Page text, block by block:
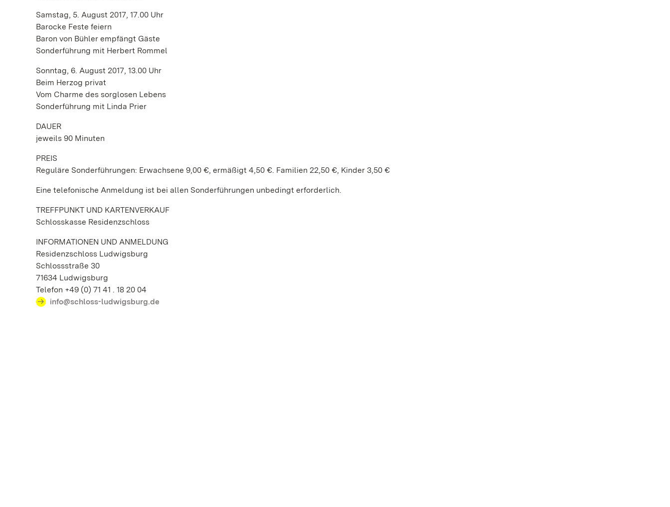
Samstag, 5. August 2017, 17.00 Uhr
Barocke Feste feiern
Baron von Bühler empfängt Gäste
Sonderführung mit Herbert Rommel
Sonntag, 6. August 2017, 13.00 Uhr
Beim Herzog privat
Vom Charme des sorglosen Lebens
Sonderführung mit Linda Prier
DAUER
jeweils 90 Minuten
PREIS
Reguläre Sonderführungen: Erwachsene 9,00 €, ermäßigt 4,50 €. Familien 22,50 €, Kinder 3,50 €
Eine telefonische Anmeldung ist bei allen Sonderführungen unbedingt erforderlich.
TREFFPUNKT UND KARTENVERKAUF
Schlosskasse Residenzschloss
INFORMATIONEN UND ANMELDUNG
Residenzschloss Ludwigsburg
Schlossstraße 30
71634 Ludwigsburg
Telefon +49 (0) 71 41 . 18 20 04
info@schloss-ludwigsburg.de